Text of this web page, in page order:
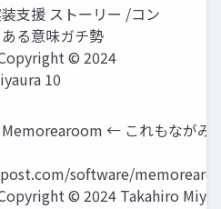
支援 ストーリー /コン
る意味ガチ勢
© 2024
10
← これもながみ
software/
© 2024 Takahiro